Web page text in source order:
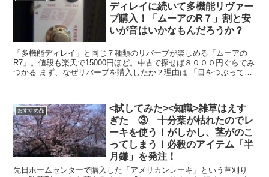
ディレイに続いて多機能リヴァー
ブ購入！「ムーアのR７」割と安
いが音はいかなもんだろうか？
「多機能ディレイ」と同じ７種類のリバーブが楽しめる「ムーアの
R7」。値段も楽天で15000円ほど。中古で探せば８０００円ぐらでみ
つかる まず、なぜリバーブを購入したか？理由は 「目をつぶって弾
おすすめ品
<試してみた><知識>雑草はえす
ぎた ③ 十分葉が枯れたのでレ
ーキを使う！がしかし、茎がのこ
ってしまう！必殺のアイテム「半
月鎌」を発注！
先日ホームセンターで購入した「アメリカンレーキ」という草刈り